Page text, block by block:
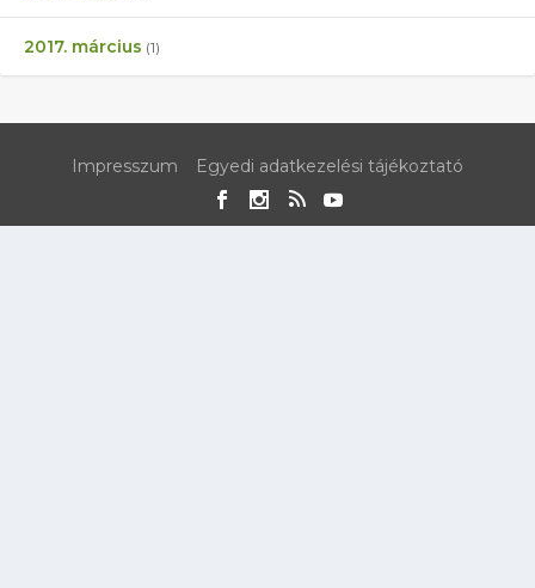
2017. március (1)
Impresszum Egyedi adatkezelési tájékoztató